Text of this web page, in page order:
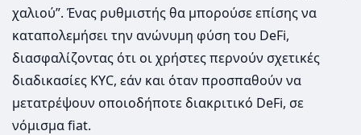
χαλιού”. Ένας ρυθμιστής θα μπορούσε επίσης να
καταπολεμήσει την ανώνυμη φύση του DeFi,
διασφαλίζοντας ότι οι χρήστες περνούν σχετικές
διαδικασίες KYC, εάν και όταν προσπαθούν να
μετατρέψουν οποιοδήποτε διακριτικό DeFi, σε
νόμισμα fiat.